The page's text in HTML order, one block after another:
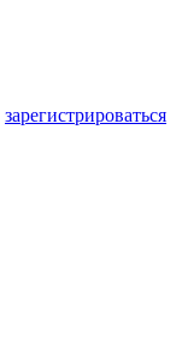
зарегистрироваться